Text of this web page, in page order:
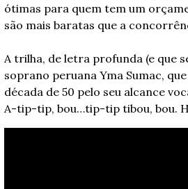
ótimas para quem tem um
são mais baratas que a
A trilha, de letra profunda (e que
soprano peruana Yma Sumac,
década de 50 pelo seu alcance
A-tip-tip, bou…tip-tip tibou, bou.